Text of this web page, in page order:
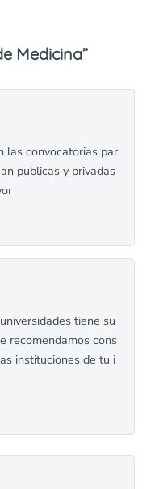
Medicina”
las convocatorias par
publicas y privadas
tiene su
recomendamos cons
instituciones de tu i